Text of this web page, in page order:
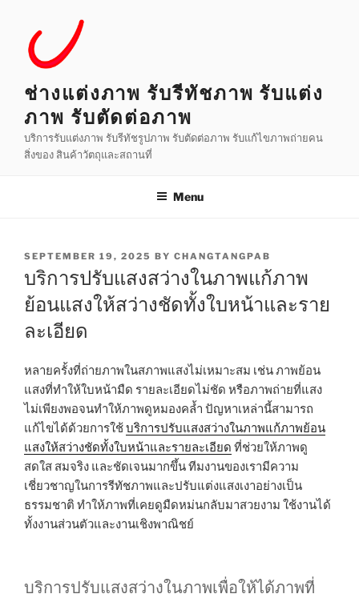
content
ช่างแต่งภาพ รับรีทัชภาพ รับแต่ง
ภาพ รับตัดต่อภาพ
บริการรับแต่งภาพ รับรีทัชรูปภาพ รับตัดต่อภาพ รับแก้ไขภาพถ่ายคน
สิ่งของ สินค้าวัตถุและสถานที่
Menu
POSTED
ON
SEPTEMBER 19, 2025 BY CHANGTANGPAB
บริการปรับแสงสว่างในภาพแก้ภาพ
ย้อนแสงให้สว่างชัดทั้งใบหน้าและราย
ละเอียด
หลายครั้งที่ถ่ายภาพในสภาพแสงไม่เหมาะสม เช่น ภาพย้อน
แสงที่ทำให้ใบหน้ามืด รายละเอียดไม่ชัด หรือภาพถ่ายที่แสง
ไม่เพียงพอจนทำให้ภาพดูหมองคล้ำ ปัญหาเหล่านี้สามารถ
แก้ไขได้ด้วยการใช้บริการปรับแสงสว่างในภาพแก้ภาพย้อน
แสงให้สว่างชัดทั้งใบหน้าและรายละเอียด ที่ช่วยให้ภาพดู
สดใส สมจริง และชัดเจนมากขึ้น ทีมงานของเรามีความ
เชี่ยวชาญในการรีทัชภาพและปรับแต่งแสงเงาอย่างเป็น
ธรรมชาติ ทำให้ภาพที่เคยดูมืดหม่นกลับมาสวยงาม ใช้งานได้
ทั้งงานส่วนตัวและงานเชิงพาณิชย์
บริการปรับแสงสว่างในภาพเพื่อให้ได้ภาพที่